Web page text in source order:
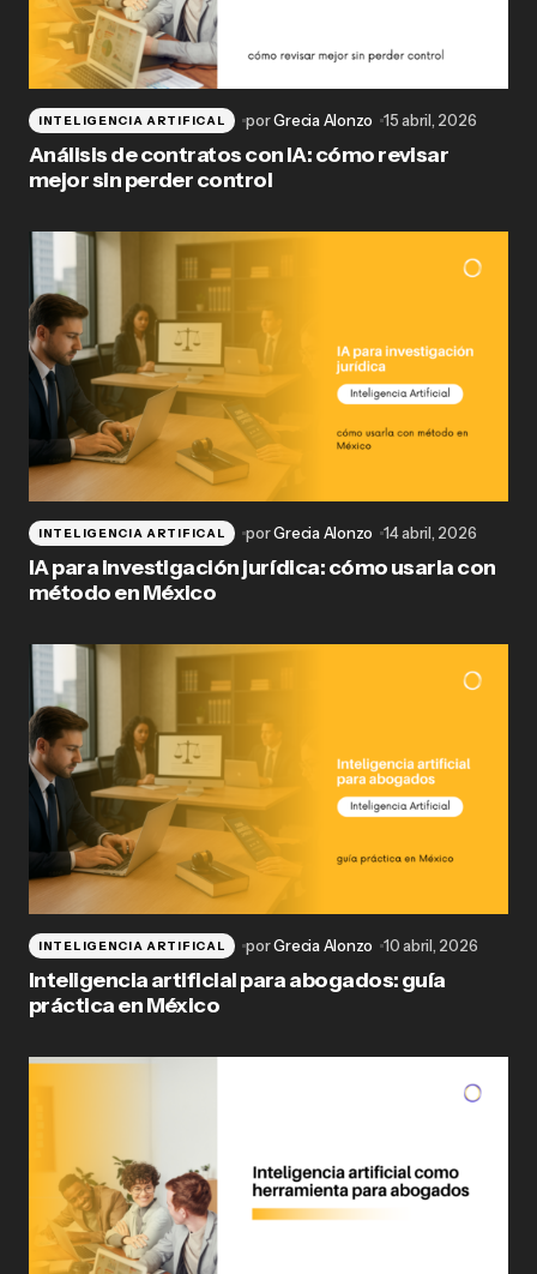
INTELIGENCIA ARTIFICAL porGrecia Alonzo 15 abril, 2026
Análisis de contratos con IA: cómo revisar
mejor sin perder control
INTELIGENCIA ARTIFICAL porGrecia Alonzo 14 abril, 2026
IA para investigación jurídica: cómo usarla con
método en México
INTELIGENCIA ARTIFICAL porGrecia Alonzo 10 abril, 2026
Inteligencia artificial para abogados: guía
práctica en México